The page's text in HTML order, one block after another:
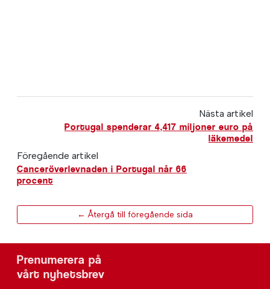
Nästa artikel
Portugal spenderar 4,417 miljoner euro på
läkemedel
Föregående artikel
Canceröverlevnaden i Portugal når 66
procent
← Återgå till föregående sida
Prenumerera på
vårt nyhetsbrev